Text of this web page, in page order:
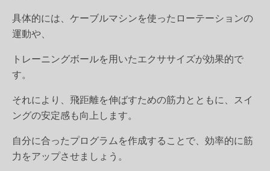
具体的には、ケーブルマシンを使ったローテーションの
運動や、
トレーニングボールを用いたエクササイズが効果的で
す。
それにより、飛距離を伸ばすための筋力とともに、スイ
ングの安定感も向上します。
自分に合ったプログラムを作成することで、効率的に筋
力をアップさせましょう。